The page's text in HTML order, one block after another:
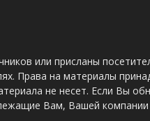
или присланы
Права на материалы
не несет. Если Вы
Вам, Вашей компании